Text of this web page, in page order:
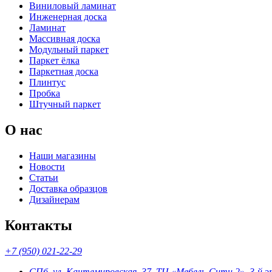
Виниловый ламинат
Инженерная доска
Ламинат
Массивная доска
Модульный паркет
Паркет ёлка
Паркетная доска
Плинтус
Пробка
Штучный паркет
О нас
Наши магазины
Новости
Статьи
Доставка образцов
Дизайнерам
Контакты
+7 (950) 021-22-29